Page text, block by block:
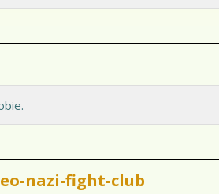
nazi-fight-club